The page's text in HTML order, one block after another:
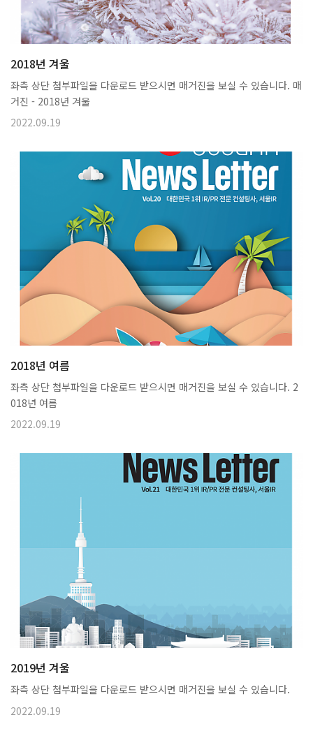
2018년 겨울
좌측 상단 첨부파일을 다운로드 받으시면 매거진을 보실 수 있습니다. 매
거진 - 2018년 겨울
2022.09.19
2018년 여름
좌측 상단 첨부파일을 다운로드 받으시면 매거진을 보실 수 있습니다. 2
018년 여름
2022.09.19
2019년 겨울
좌측 상단 첨부파일을 다운로드 받으시면 매거진을 보실 수 있습니다.
2022.09.19